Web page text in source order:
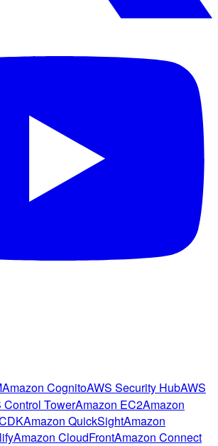
Amazon CognitoAWS Security HubAWS
Control TowerAmazon EC2Amazon
Amazon QuickSightAmazon
Amazon CloudFrontAmazon Connect